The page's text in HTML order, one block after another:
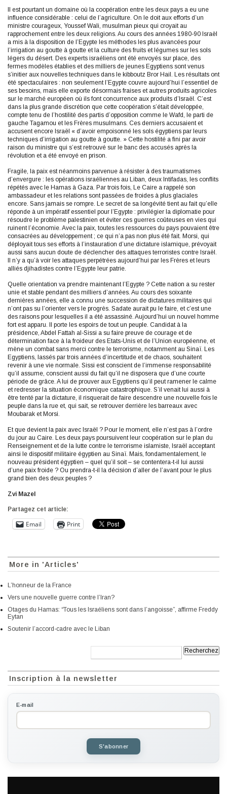
Il est pourtant un domaine où la coopération entre les deux pays a eu une
influence considérable : celui de l’agriculture. On le doit aux efforts d’un
ministre courageux, Youssef Wali, musulman pieux qui croyait au
rapprochement entre les deux religions. Au cours des années 1980-90 Israël
a mis à la disposition de l’Egypte les méthodes les plus avancées pour
l’irrigation au goutte à goutte et la culture des fruits et légumes sur les sols
légers du désert. Des experts israéliens ont été envoyés sur place, des
fermes modèles établies et des milliers de jeunes Egyptiens sont venus
s’initier aux nouvelles techniques dans le kibboutz Bror Hail. Les résultats ont
été spectaculaires : non seulement l’Egypte couvre aujourd’hui l’essentiel de
ses besoins, mais elle exporte désormais fraises et autres produits agricoles
sur le marché européen où ils font concurrence aux produits d’Israël. C’est
dans la plus grande discrétion que cette coopération s’était développée,
compte tenu de l’hostilité des partis d’opposition comme le Wafd, le parti de
gauche Tagamou et les Frères musulmans. Ces derniers accusaient et
accusent encore Israël « d’avoir empoisonné les sols égyptiens par leurs
techniques d’irrigation au goutte à goutte. » Cette hostilité a fini par avoir
raison du ministre qui s’est retrouvé sur le banc des accusés après la
révolution et a été envoyé en prison.
Fragile, la paix est néanmoins parvenue à résister à des traumatismes
d’envergure : les opérations israéliennes au Liban, deux Intifadas, les conflits
répétés avec le Hamas à Gaza. Par trois fois, Le Caire a rappelé son
ambassadeur et les relations sont passées de froides à plus glaciales
encore. Sans jamais se rompre. Le secret de sa longévité tient au fait qu’elle
réponde à un impératif essentiel pour l’Egypte : privilégier la diplomatie pour
résoudre le problème palestinien et éviter ces guerres coûteuses en vies qui
ruinent l’économie. Avec la paix, toutes les ressources du pays pouvaient être
consacrées au développement ; ce qui n’a pas non plus été fait. Morsi, qui
déployait tous ses efforts à l’instauration d’une dictature islamique, prévoyait
aussi sans aucun doute de déclencher des attaques terroristes contre Israël.
Il n’y a qu’à voir les attaques perpétrées aujourd’hui par les Frères et leurs
alliés djihadistes contre l’Egypte leur patrie.
Quelle orientation va prendre maintenant l’Egypte ? Cette nation a su rester
unie et stable pendant des milliers d’années. Au cours des soixante
dernières années, elle a connu une succession de dictatures militaires qui
n’ont pas su l’orienter vers le progrès. Sadate aurait pu le faire, et c’est une
des raisons pour lesquelles il a été assassiné. Aujourd’hui un nouvel homme
fort est apparu. Il porte les espoirs de tout un peuple. Candidat à la
présidence, Abdel Fattah al-Sissi a su faire preuve de courage et de
détermination face à la froideur des Etats-Unis et de l’Union européenne, et
mène un combat sans merci contre le terrorisme, notamment au Sinaï. Les
Egyptiens, lassés par trois années d’incertitude et de chaos, souhaitent
revenir à une vie normale. Sissi est conscient de l’immense responsabilité
qu’il assume, conscient aussi du fait qu’il ne disposera que d’une courte
période de grâce. A lui de prouver aux Egyptiens qu’il peut ramener le calme
et redresser la situation économique catastrophique. S’il venait lui aussi à
être tenté par la dictature, il risquerait de faire descendre une nouvelle fois le
peuple dans la rue et, qui sait, se retrouver derrière les barreaux avec
Moubarak et Morsi.
Et que devient la paix avec Israël ? Pour le moment, elle n’est pas à l’ordre
du jour au Caire. Les deux pays poursuivent leur coopération sur le plan du
Renseignement et de la lutte contre le terrorisme islamiste, Israël acceptant
ainsi le dispositif militaire égyptien au Sinaï. Mais, fondamentalement, le
nouveau président égyptien – quel qu’il soit – se contentera-t-il lui aussi
d’une paix froide ? Ou prendra-t-il la décision d’aller de l’avant pour le plus
grand bien des deux peuples ?
Zvi Mazel
Partagez cet article:
Email Print
More in 'Articles'
L’honneur de la France
Vers une nouvelle guerre contre l’Iran?
Otages du Hamas: “Tous les Israéliens sont dans l’angoisse”, affirme Freddy
Eytan
Soutenir l’accord-cadre avec le Liban
Inscription à la newsletter
E-mail
S'abonner